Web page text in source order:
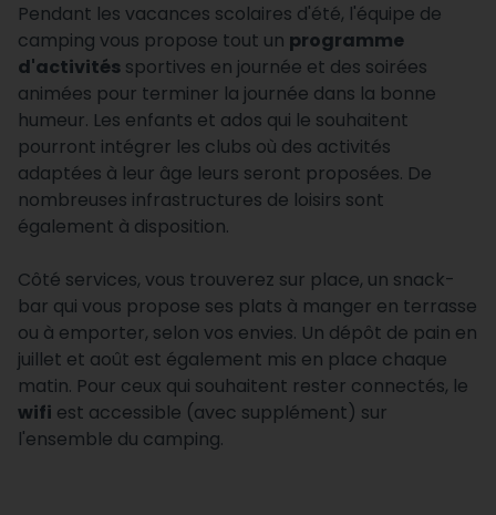
Pendant les vacances scolaires d'été, l'équipe de
camping vous propose tout un programme
d'activités sportives en journée et des soirées
animées pour terminer la journée dans la bonne
humeur. Les enfants et ados qui le souhaitent
pourront intégrer les clubs où des activités
adaptées à leur âge leurs seront proposées. De
nombreuses infrastructures de loisirs sont
également à disposition.
Côté services, vous trouverez sur place, un snack-
bar qui vous propose ses plats à manger en terrasse
ou à emporter, selon vos envies. Un dépôt de pain en
juillet et août est également mis en place chaque
matin. Pour ceux qui souhaitent rester connectés, le
wifi est accessible (avec supplément) sur
l'ensemble du camping.